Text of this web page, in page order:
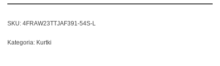
SKU: 4FRAW23TTJAF391-54S-L
Kategoria: Kurtki